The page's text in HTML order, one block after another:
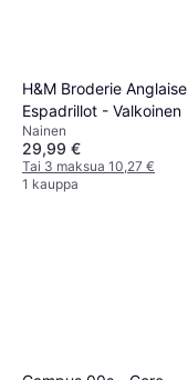
H&M Broderie Anglaise
Espadrillot - Valkoinen
Nainen
29,99 €
Tai 3 maksua 10,27 €
1 kauppa